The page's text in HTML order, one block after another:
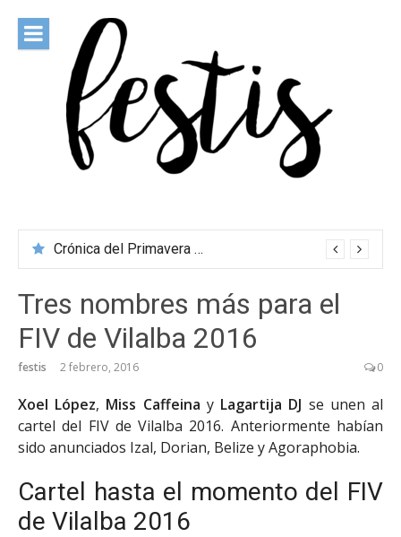
contenido
Crónica del Primavera Sound Porto 2026
Tres nombres más para el
FIV de Vilalba 2016
festis 2 febrero, 2016 0
Xoel López, Miss Caffeina y Lagartija DJ se unen al
cartel del FIV de Vilalba 2016. Anteriormente habían
sido anunciados Izal, Dorian, Belize y Agoraphobia.
Cartel hasta el momento del FIV
de Vilalba 2016